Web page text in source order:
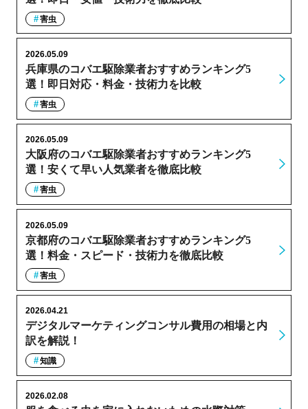
害虫
兵庫県のコバエ駆除業者おすすめランキング5
選！即日対応・料金・技術力を比較
2026.05.09
害虫
大阪府のコバエ駆除業者おすすめランキング5
選！安くて早い人気業者を徹底比較
2026.05.09
害虫
京都府のコバエ駆除業者おすすめランキング5
選！料金・スピード・技術力を徹底比較
2026.05.09
害虫
デジタルマーケティングコンサル費用の相場と内
訳を解説！
2026.04.21
知識
2026.02.08